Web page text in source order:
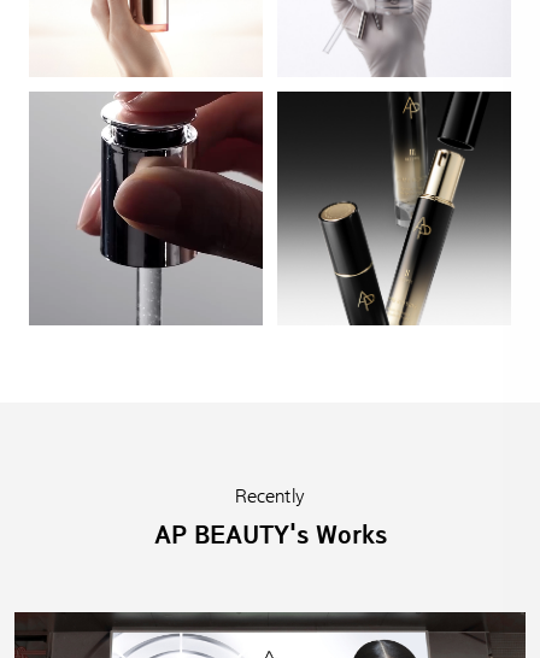
Recently
AP BEAUTY's Works